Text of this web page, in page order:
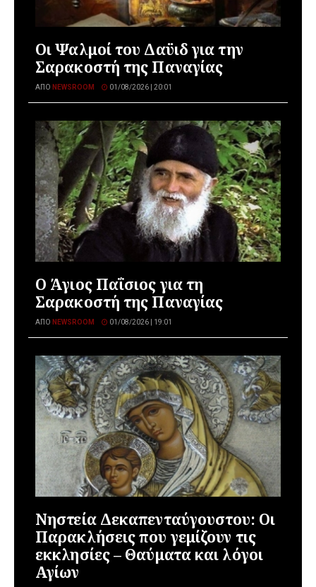
Οι Ψαλμοί του Δαϋιδ για την
Σαρακοστή της Παναγίας
ΑΠΌ NEWSROOM 01/08/2026 | 20:01
Ο Άγιος Παΐσιος για τη
Σαρακοστή της Παναγίας
ΑΠΌ NEWSROOM 01/08/2026 | 19:01
Νηστεία Δεκαπενταύγουστου: Οι
Παρακλήσεις που γεμίζουν τις
εκκλησίες – Θαύματα και λόγοι
Αγίων